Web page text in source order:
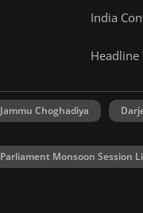
India
Headline
Jammu Choghadiya
Parliament Monsoon Session